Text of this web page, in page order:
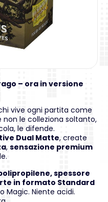
– ora in versione
vive ogni partita come
le colleziona soltanto,
le difende.
Dual Matte, create
, sensazione premium
spessore
in formato Standard
Magic. Niente acidi.